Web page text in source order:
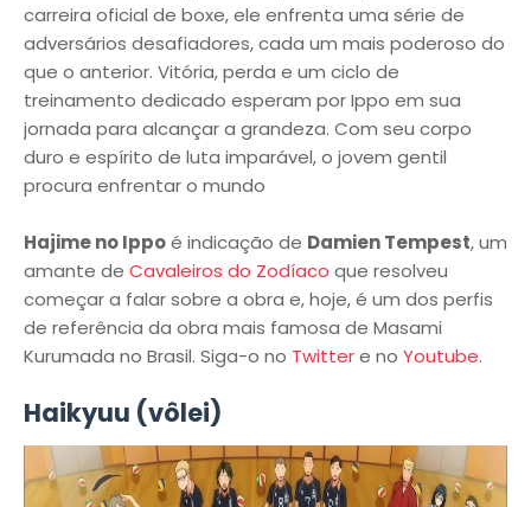
carreira oficial de boxe, ele enfrenta uma série de
adversários desafiadores, cada um mais poderoso do
que o anterior. Vitória, perda e um ciclo de
treinamento dedicado esperam por Ippo em sua
jornada para alcançar a grandeza. Com seu corpo
duro e espírito de luta imparável, o jovem gentil
procura enfrentar o mundo
Hajime no Ippoé indicação de Damien Tempest, um
amante de Cavaleiros do Zodíaco que resolveu
começar a falar sobre a obra e, hoje, é um dos perfis
de referência da obra mais famosa de Masami
Kurumada no Brasil. Siga-o no Twittere no Youtube.
Haikyuu (vôlei)